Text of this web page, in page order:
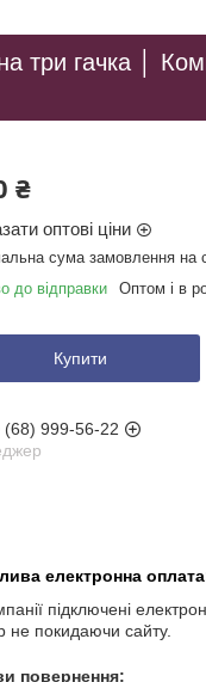
три гачка │
₴
оптові ціни
сума замовлення на
до відправки
Оптом і в
Купити
(68) 999-56-22
підключені
не покидаючи сайту.